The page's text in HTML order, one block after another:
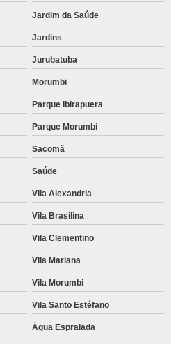
Jardim da Saúde
Jardins
Jurubatuba
Morumbi
Parque Ibirapuera
Parque Morumbi
Sacomã
Saúde
Vila Alexandria
Vila Brasilina
Vila Clementino
Vila Mariana
Vila Morumbi
Vila Santo Estéfano
Água Espraiada